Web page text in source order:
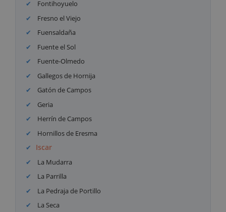
Fontihoyuelo
Fresno el Viejo
Fuensaldaña
Fuente el Sol
Fuente-Olmedo
Gallegos de Hornija
Gatón de Campos
Geria
Herrín de Campos
Hornillos de Eresma
Iscar
La Mudarra
La Parrilla
La Pedraja de Portillo
La Seca